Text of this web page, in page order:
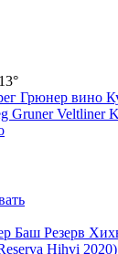
Грюнер вино
Gruner Veltliner